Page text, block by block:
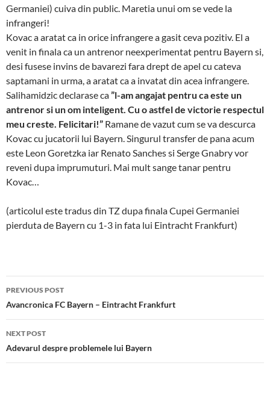
Germaniei) cuiva din public. Maretia unui om se vede la
infrangeri!
Kovac a aratat ca in orice infrangere a gasit ceva pozitiv. El a
venit in finala ca un antrenor neexperimentat pentru Bayern si,
desi fusese invins de bavarezi fara drept de apel cu cateva
saptamani in urma, a aratat ca a invatat din acea infrangere.
Salihamidzic declarase ca”l-am angajat pentru ca este un
antrenor si un om inteligent. Cu o astfel de victorie respectul
meu creste. Felicitari!” Ramane de vazut cum se va descurca
Kovac cu jucatorii lui Bayern. Singurul transfer de pana acum
este Leon Goretzka iar Renato Sanches si Serge Gnabry vor
reveni dupa imprumuturi. Mai mult sange tanar pentru
Kovac…
(articolul este tradus din TZ dupa finala Cupei Germaniei
pierduta de Bayern cu 1-3 in fata lui Eintracht Frankfurt)
Post
navigation
PREVIOUS POST
Avancronica FC Bayern – Eintracht Frankfurt
NEXT POST
Adevarul despre problemele lui Bayern